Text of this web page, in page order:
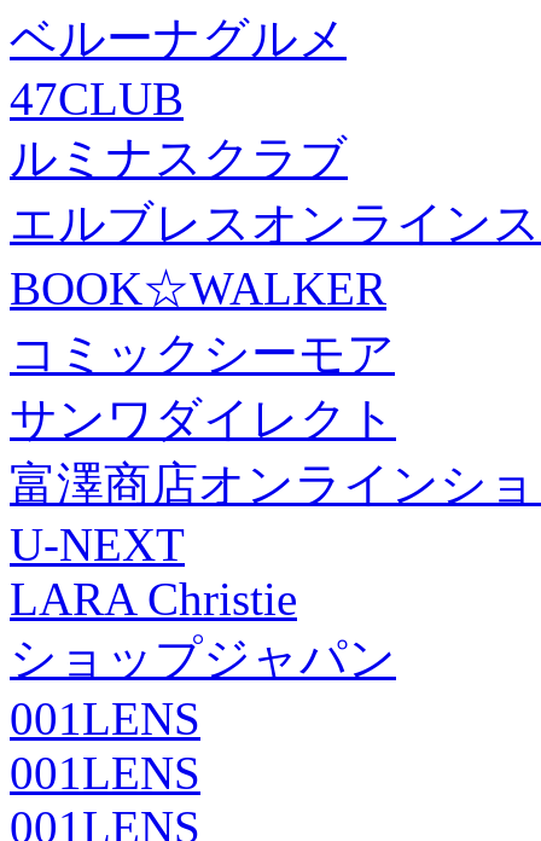
ベルーナグルメ
47CLUB
ルミナスクラブ
エルブレスオンライン
BOOK☆WALKER
コミックシーモア
サンワダイレクト
富澤商店オンラインシ
U-NEXT
LARA Christie
ショップジャパン
001LENS
001LENS
001LENS